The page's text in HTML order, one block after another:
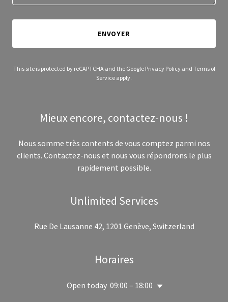
ENVOYER
This site is protected by reCAPTCHA and the Google Privacy Policyand Terms of
Service apply.
Mieux encore, contactez-nous !
Nous somme très contents de vous comptez parmi nos
clients. Contactez-nous et nous vous répondrons le plus
rapidement possible.
Unlimited Services
Rue De Lausanne 42, 1201 Genève, Switzerland
Horaires
Open today 09:00 – 18:00